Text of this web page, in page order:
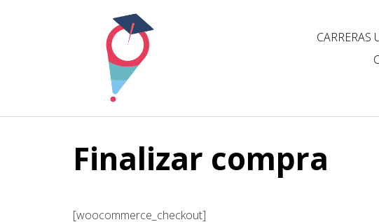
CARRERAS
Finalizar compra
[woocommerce_checkout]